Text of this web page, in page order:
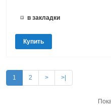
в закладки
Купить
1 2 > >|